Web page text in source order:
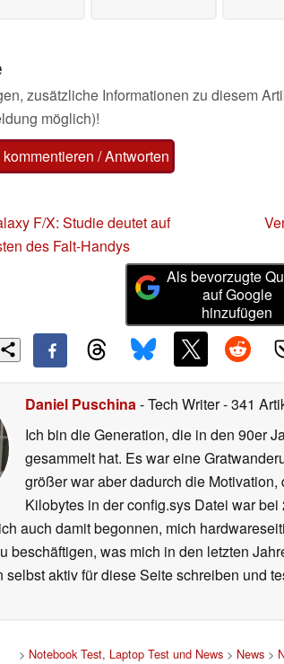
zusätzliche Informationen zu diesem
möglich)!
/ Antworten
F/X: Studie deutet auf
des Falt-Handys
Als bevorzugte
auf Google
hinzufügen
Daniel Puschina- Tech Writer- 341
Ich bin die Generation, die in den 90er
gesammelt hat. Es war eine
größer war aber dadurch die
Kilobytes in der config.sys Datei war bei
auch damit begonnen, mich
beschäftigen, was mich in den letzten
selbst aktiv für diese Seite schreiben und
> Notebook Test, Laptop Test und News > News >